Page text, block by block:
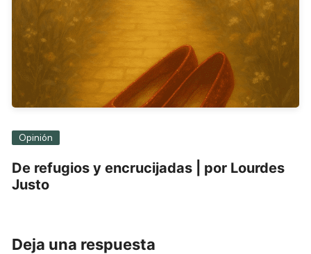
Opinión
De refugios y encrucijadas | por Lourdes
Justo
Deja una respuesta